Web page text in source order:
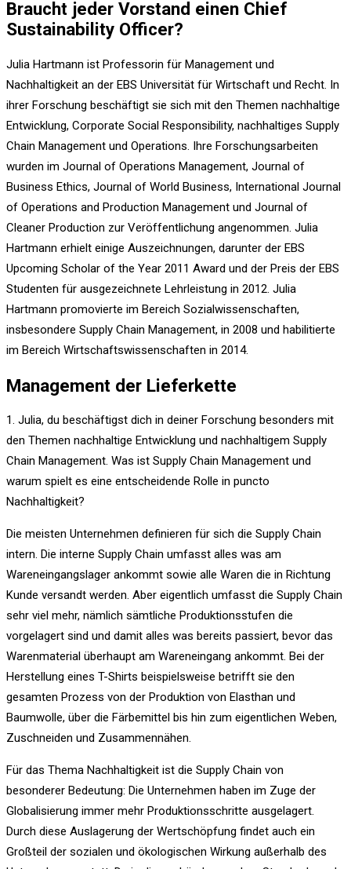
Braucht jeder Vorstand einen Chief
Sustainability Officer?
Julia Hartmann ist Professorin für Management und
Nachhaltigkeit an der EBS Universität für Wirtschaft und Recht. In
ihrer Forschung beschäftigt sie sich mit den Themen nachhaltige
Entwicklung, Corporate Social Responsibility, nachhaltiges Supply
Chain Management und Operations. Ihre Forschungsarbeiten
wurden im Journal of Operations Management, Journal of
Business Ethics, Journal of World Business, International Journal
of Operations and Production Management und Journal of
Cleaner Production zur Veröffentlichung angenommen. Julia
Hartmann erhielt einige Auszeichnungen, darunter der EBS
Upcoming Scholar of the Year 2011 Award und der Preis der EBS
Studenten für ausgezeichnete Lehrleistung in 2012. Julia
Hartmann promovierte im Bereich Sozialwissenschaften,
insbesondere Supply Chain Management, in 2008 und habilitierte
im Bereich Wirtschaftswissenschaften in 2014.
Management der Lieferkette
1. Julia, du beschäftigst dich in deiner Forschung besonders mit
den Themen nachhaltige Entwicklung und nachhaltigem Supply
Chain Management. Was ist Supply Chain Management und
warum spielt es eine entscheidende Rolle in puncto
Nachhaltigkeit?
Die meisten Unternehmen definieren für sich die Supply Chain
intern. Die interne Supply Chain umfasst alles was am
Wareneingangslager ankommt sowie alle Waren die in Richtung
Kunde versandt werden. Aber eigentlich umfasst die Supply Chain
sehr viel mehr, nämlich sämtliche Produktionsstufen die
vorgelagert sind und damit alles was bereits passiert, bevor das
Warenmaterial überhaupt am Wareneingang ankommt. Bei der
Herstellung eines T-Shirts beispielsweise betrifft sie den
gesamten Prozess von der Produktion von Elasthan und
Baumwolle, über die Färbemittel bis hin zum eigentlichen Weben,
Zuschneiden und Zusammennähen.
Für das Thema Nachhaltigkeit ist die Supply Chain von
besonderer Bedeutung: Die Unternehmen haben im Zuge der
Globalisierung immer mehr Produktionsschritte ausgelagert.
Durch diese Auslagerung der Wertschöpfung findet auch ein
Großteil der sozialen und ökologischen Wirkung außerhalb des